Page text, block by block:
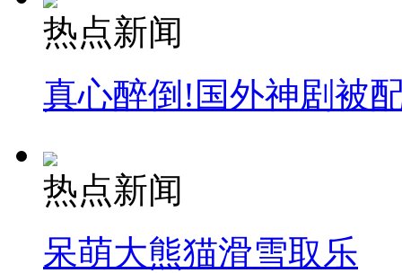
热点新闻
真心醉倒!国外神剧被
热点新闻
呆萌大熊猫滑雪取乐